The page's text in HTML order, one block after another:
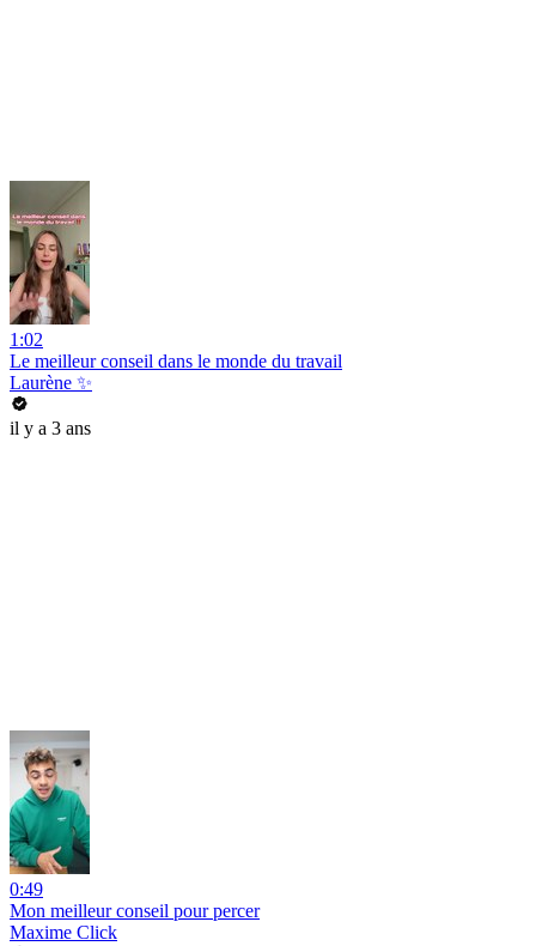
1:02
Le meilleur conseil dans le monde du travail
Laurène ✨
il y a 3 ans
0:49
Mon meilleur conseil pour percer
Maxime Click